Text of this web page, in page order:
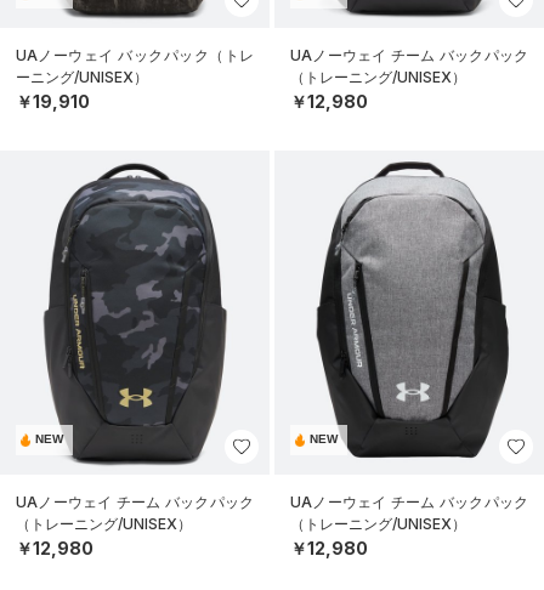
UAノーウェイ バックパック（トレ
ーニング/UNISEX）
￥19,910
UAノーウェイ チーム バックパック
（トレーニング/UNISEX）
￥12,980
NEW
UAノーウェイ チーム バックパック
（トレーニング/UNISEX）
￥12,980
NEW
UAノーウェイ チーム バックパック
（トレーニング/UNISEX）
￥12,980